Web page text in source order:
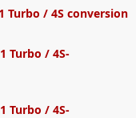
Turbo / 4S conversion
Turbo / 4S-
Turbo / 4S-